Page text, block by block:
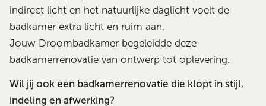
indirect licht en het natuurlijke daglicht voelt de
badkamer extra licht en ruim aan.
Jouw Droombadkamer begeleidde deze
badkamerrenovatie van ontwerp tot oplevering.
Wil jij ook een badkamerrenovatie die klopt in stijl,
indeling en afwerking?